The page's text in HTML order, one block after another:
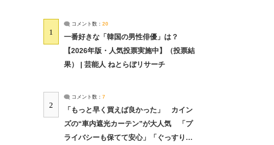
1
コメント数： 20
一番好きな「韓国の男性俳優」は？
【2026年版・人気投票実施中】（投票結
果） | 芸能人 ねとらぼリサーチ
2
コメント数： 7
「もっと早く買えば良かった」 カイン
ズの“車内遮光カーテン”が大人気 「プ
ライバシーも保てて安心」「ぐっすり眠